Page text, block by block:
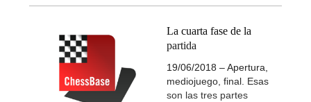
La cuarta fase de la
partida
19/06/2018 – Apertura,
mediojuego, final. Esas
son las tres partes